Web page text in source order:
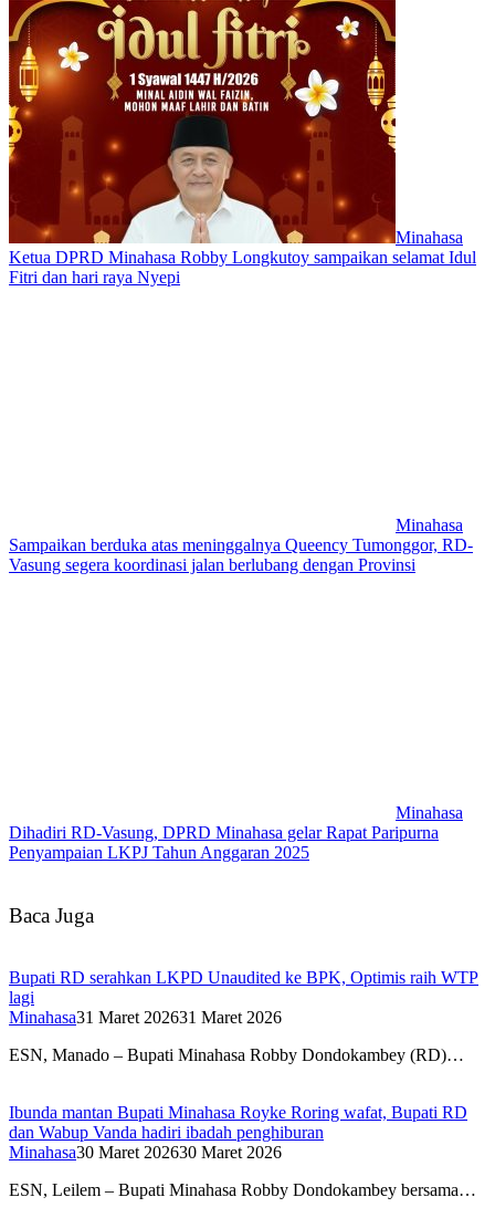
Minahasa
Ketua DPRD Minahasa Robby Longkutoy sampaikan selamat Idul
Fitri dan hari raya Nyepi
Minahasa
Sampaikan berduka atas meninggalnya Queency Tumonggor, RD-
Vasung segera koordinasi jalan berlubang dengan Provinsi
Minahasa
Dihadiri RD-Vasung, DPRD Minahasa gelar Rapat Paripurna
Penyampaian LKPJ Tahun Anggaran 2025
Baca Juga
Bupati RD serahkan LKPD Unaudited ke BPK, Optimis raih WTP
lagi
Minahasa31 Maret 202631 Maret 2026
ESN, Manado – Bupati Minahasa Robby Dondokambey (RD)…
Ibunda mantan Bupati Minahasa Royke Roring wafat, Bupati RD
dan Wabup Vanda hadiri ibadah penghiburan
Minahasa30 Maret 202630 Maret 2026
ESN, Leilem – Bupati Minahasa Robby Dondokambey bersama…